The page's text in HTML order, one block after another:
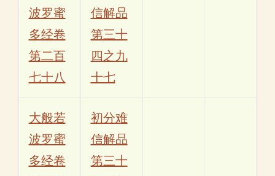
波罗蜜
多经卷
第二百
七十八
信解品
第三十
四之九
十七
大般若
波罗蜜
多经卷
初分难
信解品
第三十